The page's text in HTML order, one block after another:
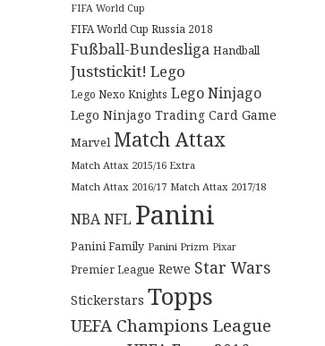
FIFA World Cup
FIFA World Cup Russia 2018
Fußball-Bundesliga Handball
Juststickit! Lego
Lego Nexo Knights Lego Ninjago
Lego Ninjago Trading Card Game
Marvel Match Attax
Match Attax 2015/16 Extra
Match Attax 2016/17 Match Attax 2017/18
NBANFL Panini
Panini Family Panini Prizm Pixar
Premier League Rewe Star Wars
Stickerstars Topps
UEFA Champions League